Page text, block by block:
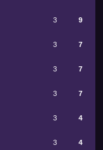
3 9
3 7
3 7
3 7
3 4
3 4